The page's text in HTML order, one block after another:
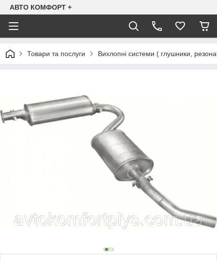
АВТО КОМФОРТ +
Товари та послуги Вихлопні системи ( глушники,